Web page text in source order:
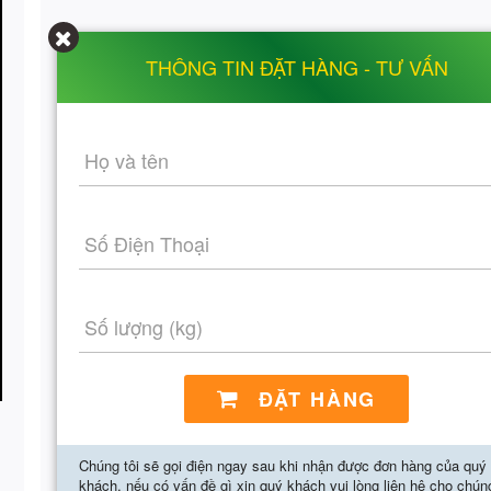
THÔNG TIN ĐẶT HÀNG - TƯ VẤN
Họ và tên
Số Điện Thoại
Số lượng (kg)
ĐẶT HÀNG
Chúng tôi sẽ gọi điện ngay sau khi nhận được đơn hàng của quý
khách, nếu có vấn đề gì xin quý khách vui lòng liên hệ cho